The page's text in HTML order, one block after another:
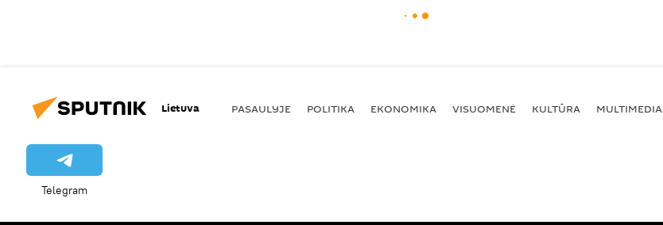
Lietuva PASAULYJE POLITIKA EKONOMIKA VISUOMENĖ KULTŪRA MULTIMEDIA
Telegram